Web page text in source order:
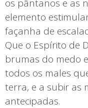
os pântanos e as
elemento
façanha de
Que o Espírito de
brumas do medo
todos os males
terra, e a subir as
antecipadas.